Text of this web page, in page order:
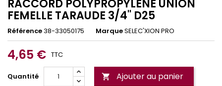
RACCORD POLYPROPYLENE UNION
FEMELLE TARAUDE 3/4'' D25
Référence38-33050175 MarqueSELEC'XION PRO
4,65 € TTC
Quantité  Ajouter au panier